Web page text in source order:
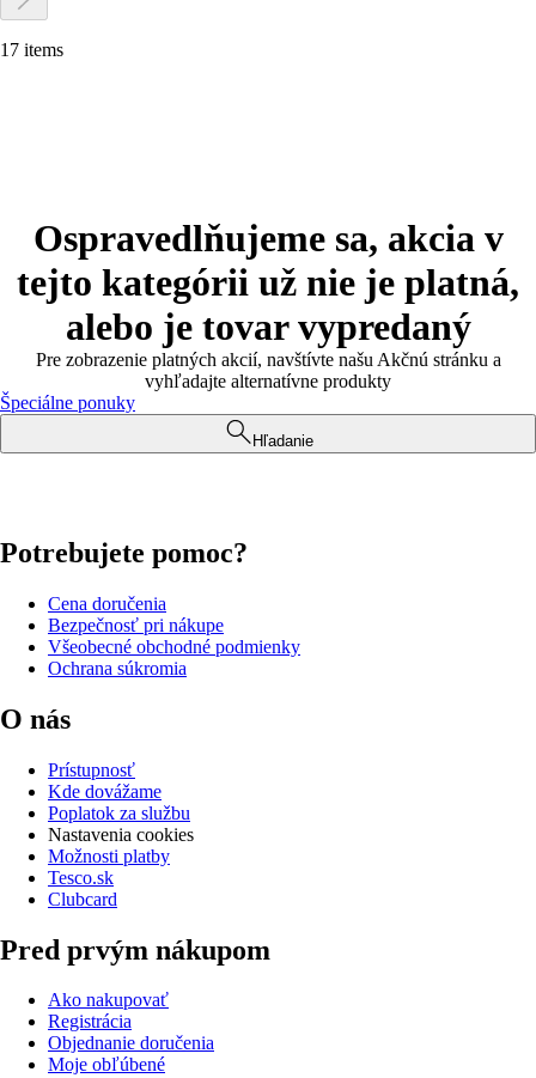
17 items
Ospravedlňujeme sa, akcia v
tejto kategórii už nie je platná,
alebo je tovar vypredaný
Pre zobrazenie platných akcií, navštívte našu Akčnú stránku a
vyhľadajte alternatívne produkty
Špeciálne ponuky
Hľadanie
Potrebujete pomoc?
Cena doručenia
Bezpečnosť pri nákupe
Všeobecné obchodné podmienky
Ochrana súkromia
O nás
Prístupnosť
Kde dovážame
Poplatok za službu
Nastavenia cookies
Možnosti platby
Tesco.sk
Clubcard
Pred prvým nákupom
Ako nakupovať
Registrácia
Objednanie doručenia
Moje obľúbené